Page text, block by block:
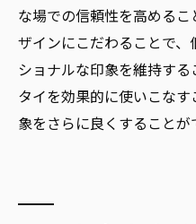
な場での信頼性を高める
ザインにこだわることで
ショナルな印象を維持す
タイを効果的に使いこな
象をさらに良くすることが